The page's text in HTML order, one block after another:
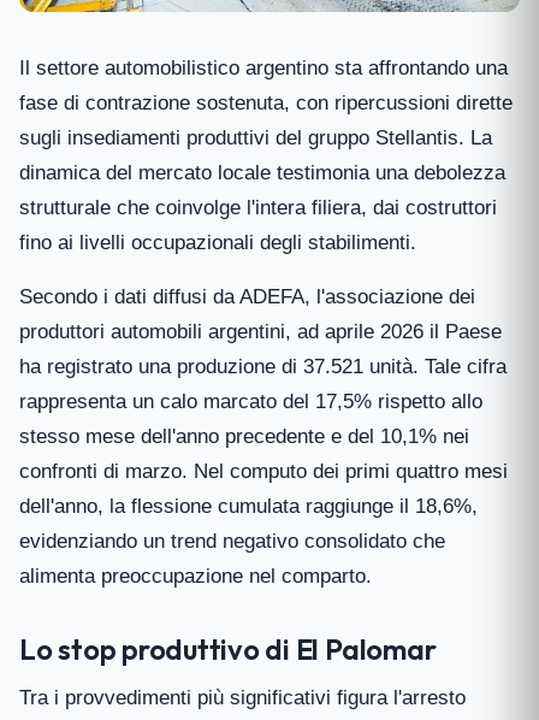
Il settore automobilistico argentino sta affrontando una
fase di contrazione sostenuta, con ripercussioni dirette
sugli insediamenti produttivi del gruppo Stellantis. La
dinamica del mercato locale testimonia una debolezza
strutturale che coinvolge l'intera filiera, dai costruttori
fino ai livelli occupazionali degli stabilimenti.
Secondo i dati diffusi da ADEFA, l'associazione dei
produttori automobili argentini, ad aprile 2026 il Paese
ha registrato una produzione di 37.521 unità. Tale cifra
rappresenta un calo marcato del 17,5% rispetto allo
stesso mese dell'anno precedente e del 10,1% nei
confronti di marzo. Nel computo dei primi quattro mesi
dell'anno, la flessione cumulata raggiunge il 18,6%,
evidenziando un trend negativo consolidato che
alimenta preoccupazione nel comparto.
Lo stop produttivo di El Palomar
Tra i provvedimenti più significativi figura l'arresto